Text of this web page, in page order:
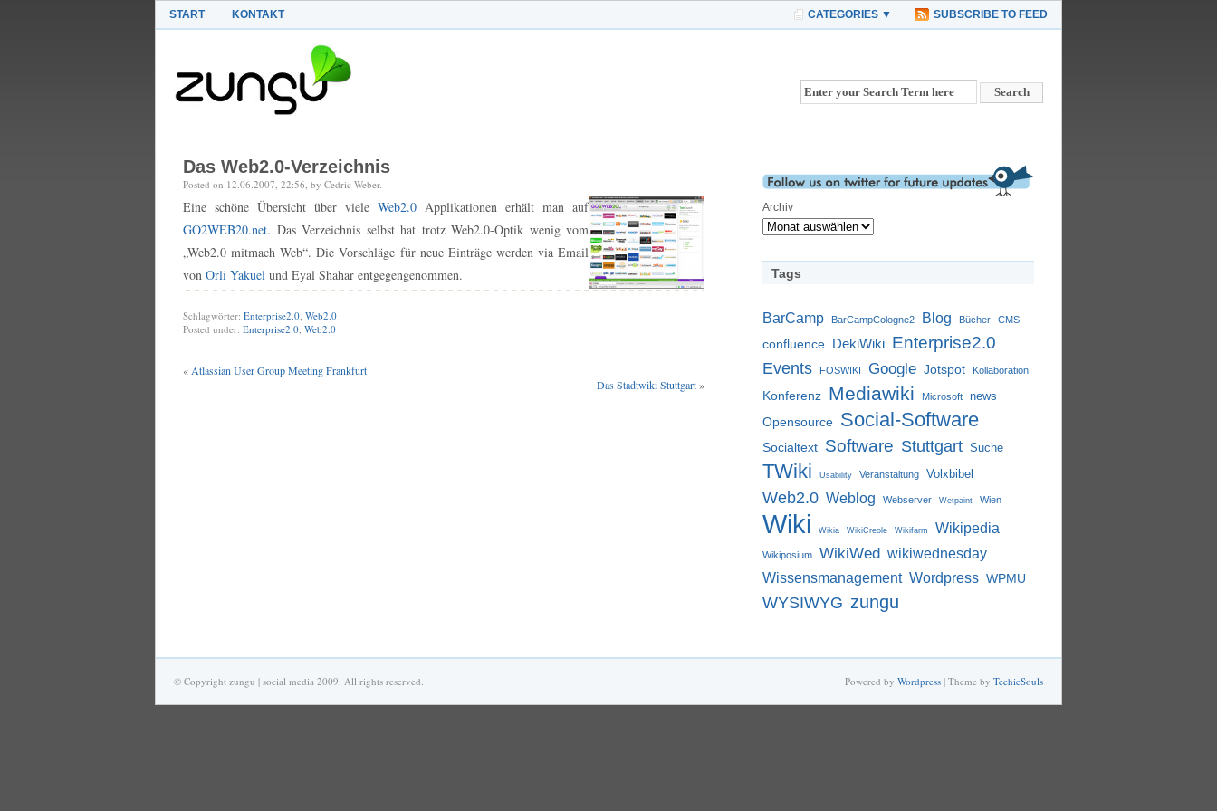
START KONTAKT SUBSCRIBE TO FEED
CATEGORIES ▼
Das Web2.0-Verzeichnis
Posted on 12.06.2007, 22:56, by Cedric Weber.
Eine schöne Übersicht über viele Web2.0 Applikationen erhält man auf
GO2WEB20.net. Das Verzeichnis selbst hat trotz Web2.0-Optik wenig vom
„Web2.0 mitmach Web“. Die Vorschläge für neue Einträge werden via Email
von Orli Yakuel und Eyal Shahar entgegengenommen.
Schlagwörter: Enterprise2.0, Web2.0
Posted under: Enterprise2.0, Web2.0
« Atlassian User Group Meeting Frankfurt
Das Stadtwiki Stuttgart»
Archiv
Tags
BarCamp BarCampCologne2 Blog Bücher CMS
confluence DekiWiki Enterprise2.0
Events FOSWIKI Google Jotspot Kollaboration
Konferenz Mediawiki Microsoft news
Opensource Social-Software
Socialtext Software Stuttgart Suche
TWiki Usability Veranstaltung Volxbibel
Web2.0 Weblog Webserver Wetpaint Wien
Wiki Wikia WikiCreole Wikifarm Wikipedia
Wikiposium WikiWed wikiwednesday
Wissensmanagement Wordpress WPMU
WYSIWYG zungu
© Copyright zungu | social media 2009. All rights reserved. Powered by Wordpress | Theme by TechieSouls